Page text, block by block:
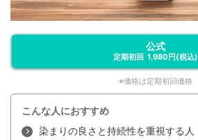
公式
1,980円(税込)
※価格は定期初回価格
こんな人におすすめ
染まりの良さと持続性を重視する人